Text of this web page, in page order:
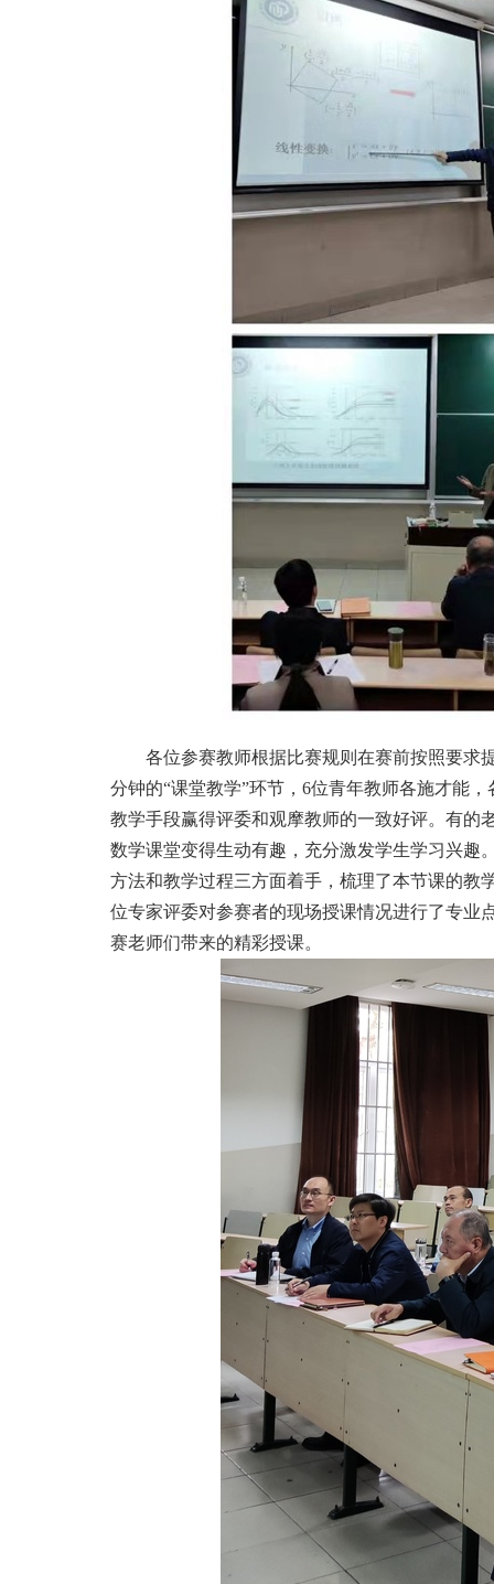
各位参赛教师根据比赛规则在赛前按照要求
分钟的“课堂教学”环节， 6位青年教师各施才能
教学手段赢得评委和观摩教师的一致好评。有的
数学课堂变得生动有趣，充分激发学生学习兴趣
方法和教学过程三方面着手，梳理了本节课的教
位专家评委对参赛者的现场授课情况进行了专业
赛老师们带来的精彩授课。